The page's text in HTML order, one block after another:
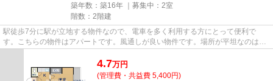
築年数：築16年 ｜募集中： 2室
階数：2階建
駅徒歩7分に駅が立地する物件なので、電車を多く利用する方にとって便利で
す。こちらの物件はアパートです。風通しが良い物件です。場所が平坦なのは、
ランニングをする上で抑えたいポ...
4.7万円
(管理費・共益費 5,400円)